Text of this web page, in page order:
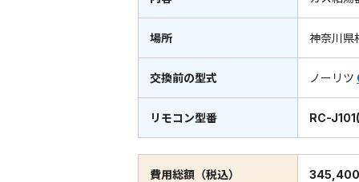
場所 神奈川県
交換前の型式 ノーリツ
リモコン型番 RC-
費用総額（税込）